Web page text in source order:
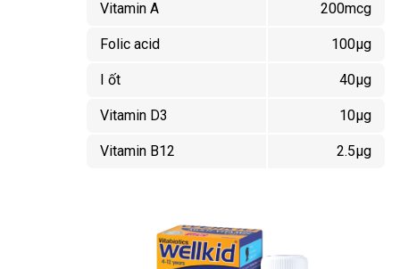
Vitamin A 200mcg
Folic acid 100µg
I ốt 40µg
Vitamin D3 10µg
Vitamin B12 2.5µg